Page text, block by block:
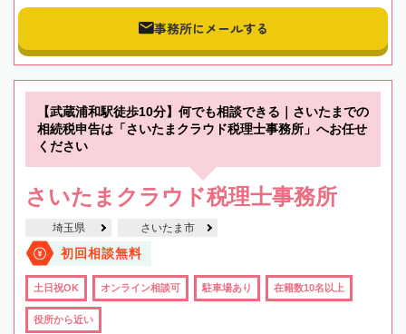
事務所にメールする
【武蔵浦和駅徒歩10分】何でも相談できる｜さいたまでの
相続税申告は「さいたまクラウド税理士事務所」へお任せ
ください
さいたまクラウド税理士事務所
埼玉県 さいたま市
初回相談無料
土日祝OK オンライン相談可 駐車場あり 在籍数10名以上
役所から近い